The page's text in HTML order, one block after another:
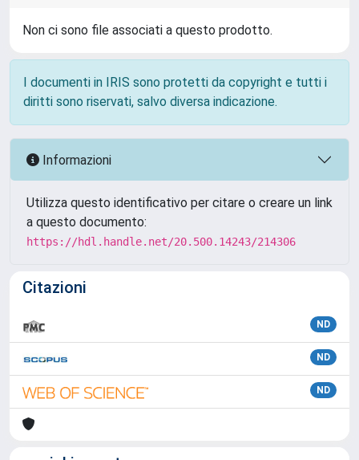
Non ci sono file associati a questo prodotto.
I documenti in IRIS sono protetti da copyright e tutti i
diritti sono riservati, salvo diversa indicazione.
Informazioni
Utilizza questo identificativo per citare o creare un link
a questo documento:
https://hdl.handle.net/20.500.14243/214306
Citazioni
ND
ND
ND